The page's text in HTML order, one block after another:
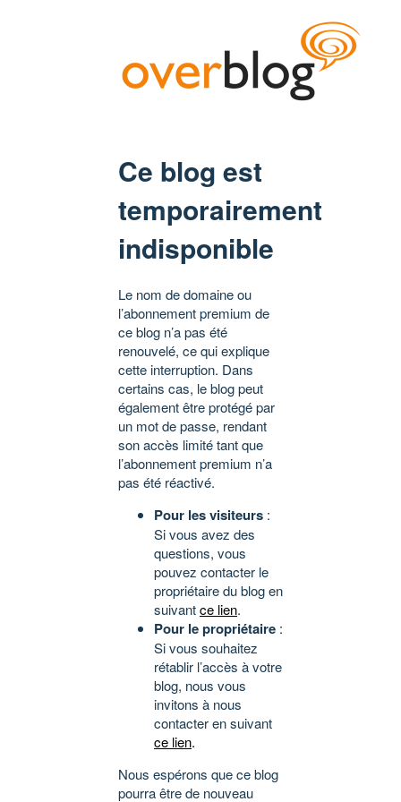
Ce blog est
temporairement
indisponible
Le nom de domaine ou
l’abonnement premium de
ce blog n’a pas été
renouvelé, ce qui explique
cette interruption. Dans
certains cas, le blog peut
également être protégé par
un mot de passe, rendant
son accès limité tant que
l’abonnement premium n’a
pas été réactivé.
Pour les visiteurs :
Si vous avez des
questions, vous
pouvez contacter le
propriétaire du blog en
suivantce lien.
Pour le propriétaire :
Si vous souhaitez
rétablir l’accès à votre
blog, nous vous
invitons à nous
contacter en suivant
ce lien.
Nous espérons que ce blog
pourra être de nouveau